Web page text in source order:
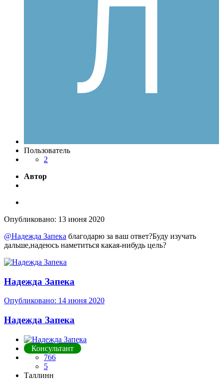
Пользователь
2
Автор
Опубликовано: 13 июня 2020
@Надежда Запека благодарю за ваш ответ?Буду изучать
дальше,надеюсь наметиться какая-нибудь цель?
Надежда Запека
Опубликовано: 14 июня 2020
Надежда Запека
Консультант
766
5
Таллинн